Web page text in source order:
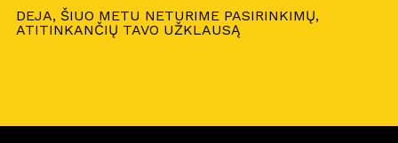
DEJA, ŠIUO METU NETURIME PASIRINKIMŲ,
ATITINKANČIŲ TAVO UŽKLAUSĄ